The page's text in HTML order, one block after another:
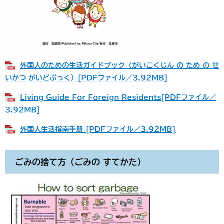
外国人のための生活ガイドブック（がいこくじん の ため の せ
いかつ がいどぶっく）[PDFファイル／3.92MB]
Living Guide For Foreign Residents[PDFファイル／
3.92MB]
外国人生活指南手册 [PDFファイル／3.92MB]
ごみの捨て方（ごみの すてかた）